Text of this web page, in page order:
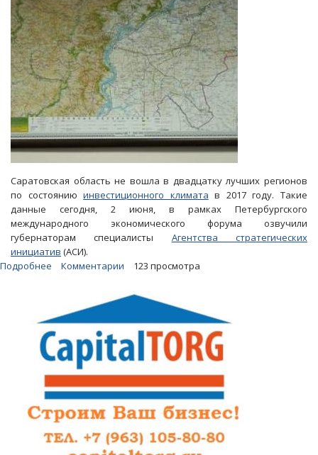
Саратовская область не вошла в двадцатку лучших регионов
по состояниюинвестиционного климата в 2017 году. Такие
данные сегодня, 2 июня, в рамках Петербургского
международного экономического форума озвучили
губернаторам специалисты Агентства стратегических
инициатив (АСИ).
Подробнее
вошла
в
топ
20
самых
привлекательных
для
инвесторов
регионов
Комментарии 123 просмотра